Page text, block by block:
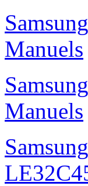
Manuels
Manuels